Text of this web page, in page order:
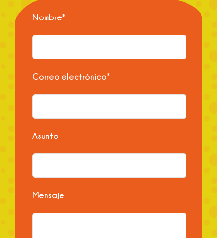
Nombre*
Correo electrónico*
Asunto
Mensaje